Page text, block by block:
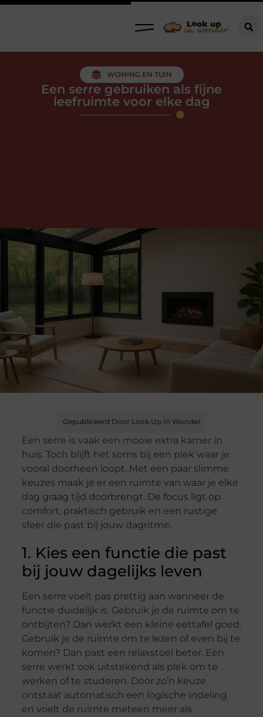
WONING EN TUIN
Een serre gebruiken als fijne
leefruimte voor elke dag
Gepubliceerd Door Look Up In Wonder
Een serre is vaak een mooie extra kamer in
huis. Toch blijft het soms bij een plek waar je
vooral doorheen loopt. Met een paar slimme
keuzes maak je er een ruimte van waar je elke
dag graag tijd doorbrengt. De focus ligt op
comfort, praktisch gebruik en een rustige
sfeer die past bij jouw dagritme.
1. Kies een functie die past
bij jouw dagelijks leven
Een serre voelt pas prettig aan wanneer de
functie duidelijk is. Gebruik je de ruimte om te
ontbijten? Dan werkt een kleine eettafel goed.
Gebruik je de ruimte om te lezen of even bij te
komen? Dan past een relaxstoel beter. Een
serre werkt ook uitstekend als plek om te
werken of te studeren. Door zo’n keuze
ontstaat automatisch een logische indeling
en voelt de ruimte meteen meer als